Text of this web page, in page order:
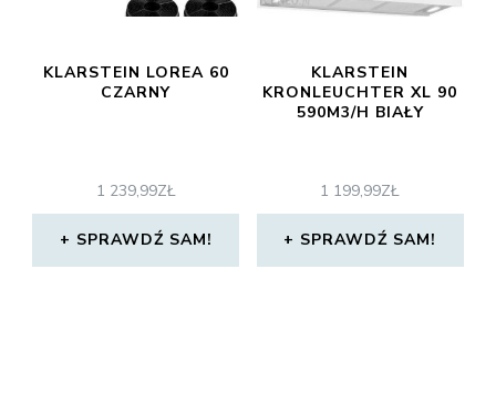
KLARSTEIN LOREA 60
CZARNY
1 239,99ZŁ
SPRAWDŹ SAM!
KLARSTEIN
KRONLEUCHTER XL 90
590M3/H BIAŁY
1 199,99ZŁ
SPRAWDŹ SAM!